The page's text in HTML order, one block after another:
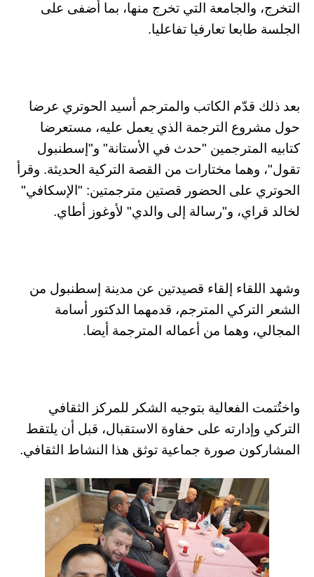
التخرج، والجامعة التي تخرج منها، بما أضفى على
الجلسة طابعا تعارفيا تفاعليا.
بعد ذلك قدّم الكاتب والمترجم أسيد الحوتري عرضا
حول مشروع الترجمة الذي يعمل عليه، مستعرضا
كتابيه المترجمين "حدث في الأستانة" و"إسطنبول
تقول"، وهما مختارات من القصة التركية الحديثة. وقرأ
الحوتري على الحضور قصتين مترجمتين: "الإسكافي"
لخالد قراي، و"رسالة إلى والدي" لأوغوز أطاي.
وشهد اللقاء إلقاء قصيدتين عن مدينة إسطنبول من
الشعر التركي المترجم، قدمهما الدكتور أسامة
المجالي، وهما من أعماله المترجمة أيضا.
واختُتمت الفعالية بتوجيه الشكر للمركز الثقافي
التركي وإدارته على حفاوة الاستقبال، قبل أن يلتقط
المشاركون صورة جماعية توثق هذا النشاط الثقافي.